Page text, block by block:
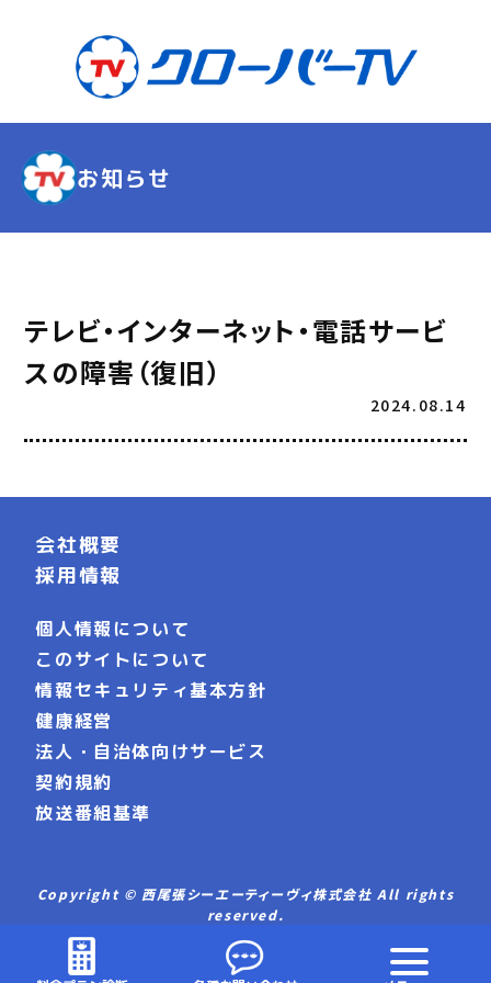
お知らせ
テレビ・インターネット・電話サービ
スの障害（復旧）
2024.08.14
会社概要
採用情報
個人情報について
このサイトについて
情報セキュリティ基本方針
健康経営
法人・自治体向けサービス
契約規約
放送番組基準
Copyright © 西尾張シーエーティーヴィ株式会社 All rights
reserved.